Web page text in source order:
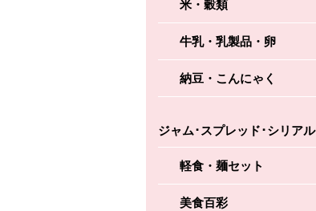
米・穀類
牛乳・乳製品・卵
納豆・こんにゃく
ジャム･スプレッド･シリアル
軽食・麺セット
美食百彩